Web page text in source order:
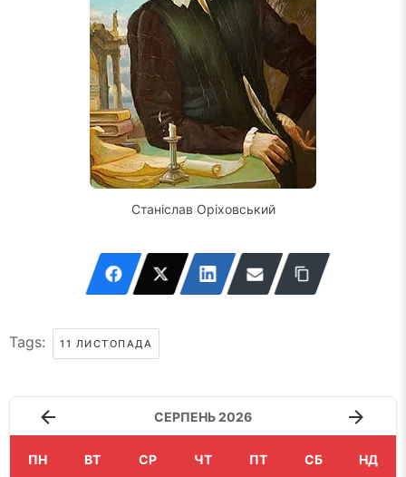
Станіслав Оріховський
Tags: 11 ЛИСТОПАДА
СЕРПЕНЬ 2026
ПН ВТ СР ЧТ ПТ СБ НД